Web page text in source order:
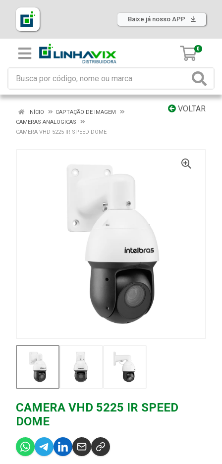
Baixe já nosso APP
0
VOLTAR
INÍCIO
CAPTAÇÃO DE IMAGEM
CAMERAS ANALOGICAS
CAMERA VHD 5225 IR SPEED DOME
CAMERA VHD 5225 IR SPEED
DOME